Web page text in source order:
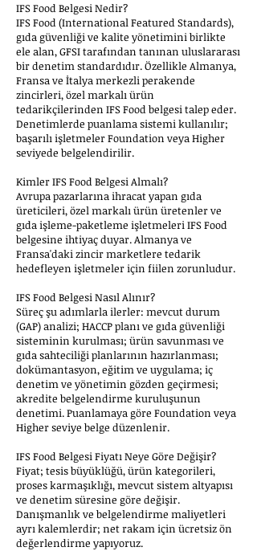
IFS Food Belgesi Nedir?
IFS Food (International Featured Standards),
gıda güvenliği ve kalite yönetimini birlikte
ele alan, GFSI tarafından tanınan uluslararası
bir denetim standardıdır. Özellikle Almanya,
Fransa ve İtalya merkezli perakende
zincirleri, özel markalı ürün
tedarikçilerinden IFS Food belgesi talep eder.
Denetimlerde puanlama sistemi kullanılır;
başarılı işletmeler Foundation veya Higher
seviyede belgelendirilir.
Kimler IFS Food Belgesi Almalı?
Avrupa pazarlarına ihracat yapan gıda
üreticileri, özel markalı ürün üretenler ve
gıda işleme-paketleme işletmeleri IFS Food
belgesine ihtiyaç duyar. Almanya ve
Fransa'daki zincir marketlere tedarik
hedefleyen işletmeler için fiilen zorunludur.
IFS Food Belgesi Nasıl Alınır?
Süreç şu adımlarla ilerler: mevcut durum
(GAP) analizi; HACCP planı ve gıda güvenliği
sisteminin kurulması; ürün savunması ve
gıda sahteciliği planlarının hazırlanması;
dokümantasyon, eğitim ve uygulama; iç
denetim ve yönetimin gözden geçirmesi;
akredite belgelendirme kuruluşunun
denetimi. Puanlamaya göre Foundation veya
Higher seviye belge düzenlenir.
IFS Food Belgesi Fiyatı Neye Göre Değişir?
Fiyat; tesis büyüklüğü, ürün kategorileri,
proses karmaşıklığı, mevcut sistem altyapısı
ve denetim süresine göre değişir.
Danışmanlık ve belgelendirme maliyetleri
ayrı kalemlerdir; net rakam için ücretsiz ön
değerlendirme yapıyoruz.